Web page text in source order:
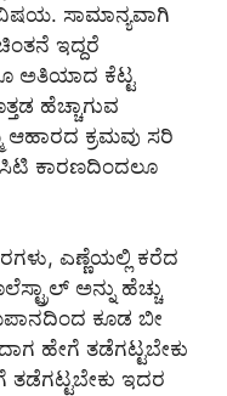
ಸಾಮಾನ್ಯವಾಗಿ
ಇದ್ದರೆ
ಅತಿಯಾದ ಕೆಟ್ಟ
ಹೆಚ್ಚಾಗುವ
ಆಹಾರದ ಕ್ರಮವು ಸರಿ
ಕಾರಣದಿಂದಲೂ
ಎಣ್ಣೆಯಲ್ಲಿ ಕರೆದ
ಅನ್ನು ಹೆಚ್ಚು
ಕೂಡ ಬೀ
ಹೇಗೆ ತಡೆಗಟ್ಟಬೇಕು
ತಡೆಗಟ್ಟಬೇಕು ಇದರ